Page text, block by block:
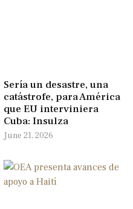
Sería un desastre, una
catástrofe, para América
que EU interviniera
Cuba: Insulza
June 21, 2026